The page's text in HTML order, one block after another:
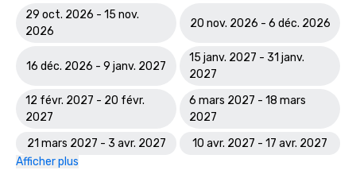
29 oct. 2026 - 15 nov.
2026
20 nov. 2026 - 6 déc. 2026
16 déc. 2026 - 9 janv. 2027
15 janv. 2027 - 31 janv.
2027
12 févr. 2027 - 20 févr.
2027
6 mars 2027 - 18 mars
2027
21 mars 2027 - 3 avr. 2027
10 avr. 2027 - 17 avr. 2027
Afficher plus